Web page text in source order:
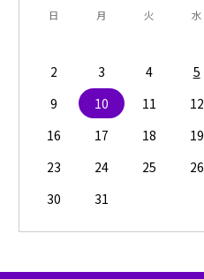
日 月 火 水
2
3 4 5
9
10 11 12
16
17 18 19
23
24 25 26
30
31